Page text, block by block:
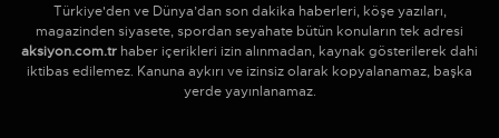
Türkiye'den ve Dünya’dan son dakika haberleri, köşe yazıları,
magazinden siyasete, spordan seyahate bütün konuların tek adresi
aksiyon.com.tr haber içerikleri izin alınmadan, kaynak gösterilerek dahi
iktibas edilemez. Kanuna aykırı ve izinsiz olarak kopyalanamaz, başka
yerde yayınlanamaz.